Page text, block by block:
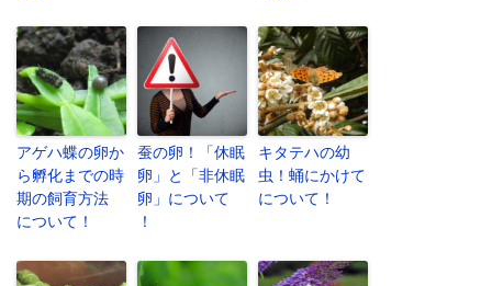
アゲハ蝶の卵か
ら孵化までの時
期の飼育方法
について！
蚕の卵！「休眠
卵」と「非休眠
卵」について
！
キタテハの幼
虫！蛹にかけて
について！